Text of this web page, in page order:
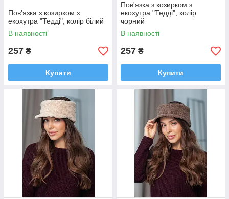
Пов'язка з козирком з
екохутра "Тедді", колір білий
В наявності
257 ₴
Купити
Пов'язка з козирком з
екохутра "Тедді", колір
чорний
В наявності
257 ₴
Купити